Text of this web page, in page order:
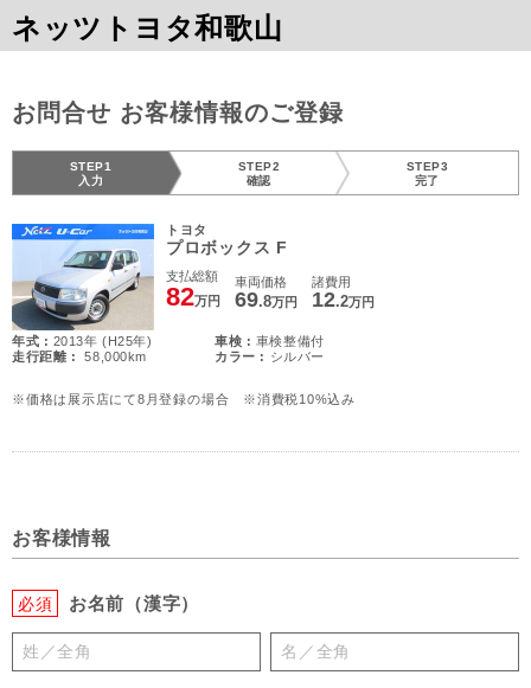
ネッツトヨタ和歌山
お問合せ お客様情報のご登録
STEP1
入力
STEP2
確認
STEP3
完了
トヨタ
プロボックス F
支払総額
82万円
車両価格
69.8万円
諸費用
12.2万円
年式 : 2013年 (H25年) 車検 : 車検整備付
走行距離 :
58,000km カラー : シルバー
※価格は展示店にて8月登録の場合 ※消費税10%込み
お客様情報
必須 お名前（漢字）